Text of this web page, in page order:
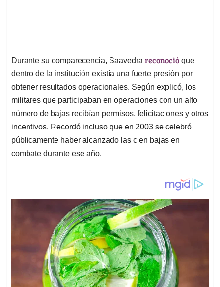
Durante su comparecencia, Saavedra reconoció que
dentro de la institución existía una fuerte presión por
obtener resultados operacionales. Según explicó, los
militares que participaban en operaciones con un alto
número de bajas recibían permisos, felicitaciones y otros
incentivos. Recordó incluso que en 2003 se celebró
públicamente haber alcanzado las cien bajas en
combate durante ese año.